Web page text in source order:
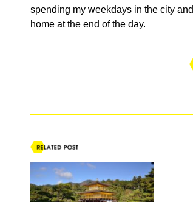
spending my weekdays in the city
home at the end of the day.